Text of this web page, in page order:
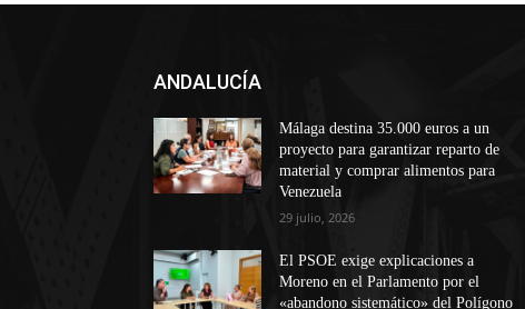
ANDALUCÍA
Málaga destina 35.000 euros a un
proyecto para garantizar reparto de
material y comprar alimentos para
Venezuela
29 julio, 2026
El PSOE exige explicaciones a
Moreno en el Parlamento por el
«abandono sistemático» del Polígono